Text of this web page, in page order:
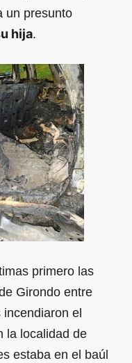
un presunto
hija.
primero las
Girondo entre
el
la localidad de
estaba en el baúl